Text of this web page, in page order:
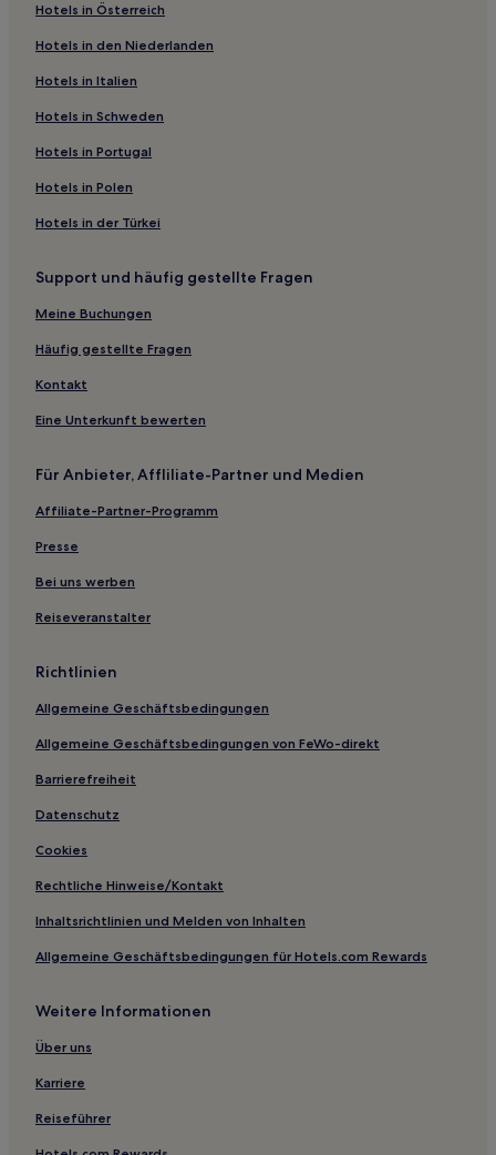
Brighton-Hove: Hotels
Hotels nahe South Downs Way National Trail
Hotels nahe Palmeira Mansions
East Hoathly Hotels
Hotels nahe Bahnhof Wivelsfield
Rodmell Hotels
Worthing Hotels
Hove Hotels
Hotels nahe Hove Park
Catsfield Hotels
Brighton Hotels
Hotels nahe Bahnhof Cooden Beach
Polegate Hotels
Eastbourne Hotels
Buxted Hotels
Hotels nahe Borde Hill Garden
Cuckfield Hotels
Ferienwohnungen in Kemptown
Gasthäuser in Kemptown
B&B in Eastbourne
Gasthäuser in Eastbourne
Ferienwohnungen in Hastings
B&B in St Leonards-On-Sea
Gasthöfe in Rye
B&B in Worthing
Ferienwohnungen in Brighton
B&B in Brighton
Ferienwohnungen in Maidstone
Ferienwohnungen in Eastbourne Seafront
B&B in Eastbourne Seafront
Hotels in Österreich
Hotels in den Niederlanden
Hotels in Italien
Hotels in Schweden
Hotels in Portugal
Hotels in Polen
Hotels in der Türkei
Support und häufig gestellte Fragen
Meine Buchungen
Häufig gestellte Fragen
Kontakt
Eine Unterkunft bewerten
Für Anbieter, Affliliate-Partner und Medien
Affiliate-Partner-Programm
Presse
Bei uns werben
Reiseveranstalter
Richtlinien
Allgemeine Geschäftsbedingungen
Allgemeine Geschäftsbedingungen von FeWo-direkt
Barrierefreiheit
Datenschutz
Cookies
Rechtliche Hinweise/Kontakt
Inhaltsrichtlinien und Melden von Inhalten
Allgemeine Geschäftsbedingungen für Hotels.com Rewards
Weitere Informationen
Über uns
Karriere
Reiseführer